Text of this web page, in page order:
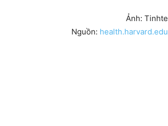
Ảnh: Tinhte
Nguồn: health.harvard.edu